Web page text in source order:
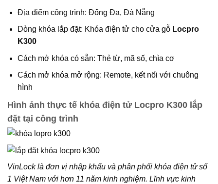
Địa điểm công trình: Đống Đa, Đà Nẵng
Dòng khóa lắp đặt: Khóa điện tử cho cửa gỗ Locpro
K300
Cách mở khóa có sẵn: Thẻ từ, mã số, chìa cơ
Cách mở khóa mở rộng: Remote, kết nối với chuông
hình
Hình ảnh thực tế khóa điện tử Locpro K300 lắp
đặt tại công trình
VinLock là đơn vị nhập khẩu và phân phối khóa điện tử số
1 Việt Nam với hơn 11 năm kinh nghiệm. Lĩnh vực kinh